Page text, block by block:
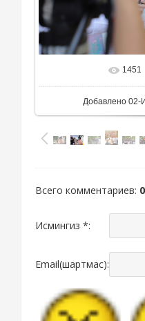
В реальном
1451
Добавлено 02-
Всего комментариев: 0
Исмингиз *:
Email(шартмас):